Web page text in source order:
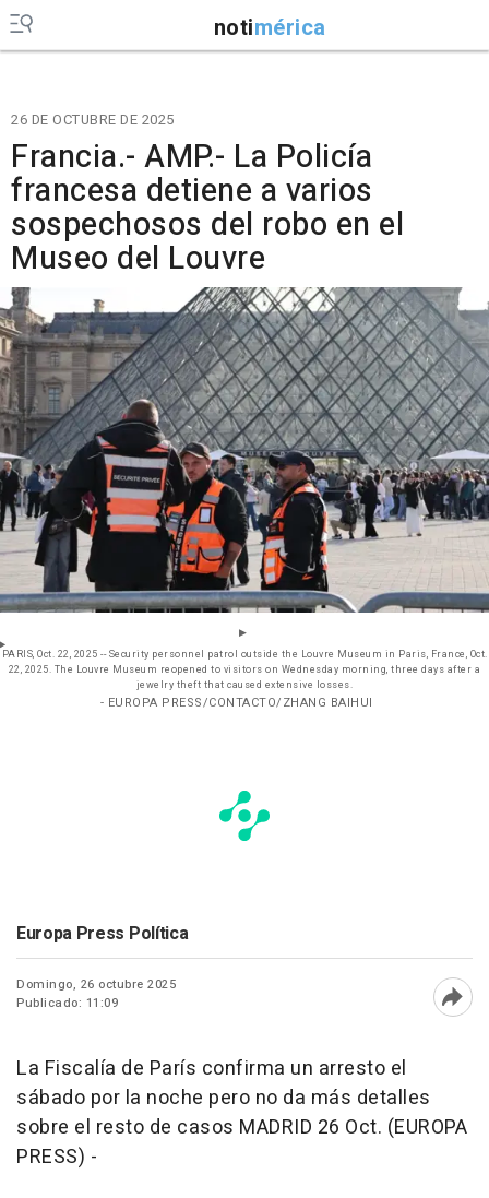
notimérica
26 DE OCTUBRE DE 2025
Francia.- AMP.- La Policía
francesa detiene a varios
sospechosos del robo en el
Museo del Louvre
PARIS, Oct. 22, 2025 -- Security personnel patrol outside the Louvre Museum in Paris, France, Oct.
22, 2025. The Louvre Museum reopened to visitors on Wednesday morning, three days after a
jewelry theft that caused extensive losses.
- EUROPA PRESS/CONTACTO/ZHANG BAIHUI
Europa Press Política
Domingo, 26 octubre 2025
Publicado: 11:09
La Fiscalía de París confirma un arresto el
sábado por la noche pero no da más detalles
sobre el resto de casos MADRID 26 Oct. (EUROPA
PRESS) -